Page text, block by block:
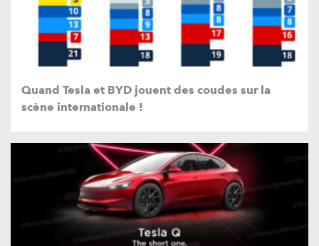
Quand Tesla et BYD jouent des coudes sur la
scène internationale !